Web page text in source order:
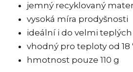
jemný recyklovaný
vysoká míra prodyšnosti
ideální i do velmi
vhodný pro teploty od 18
hmotnost pouze 110 g